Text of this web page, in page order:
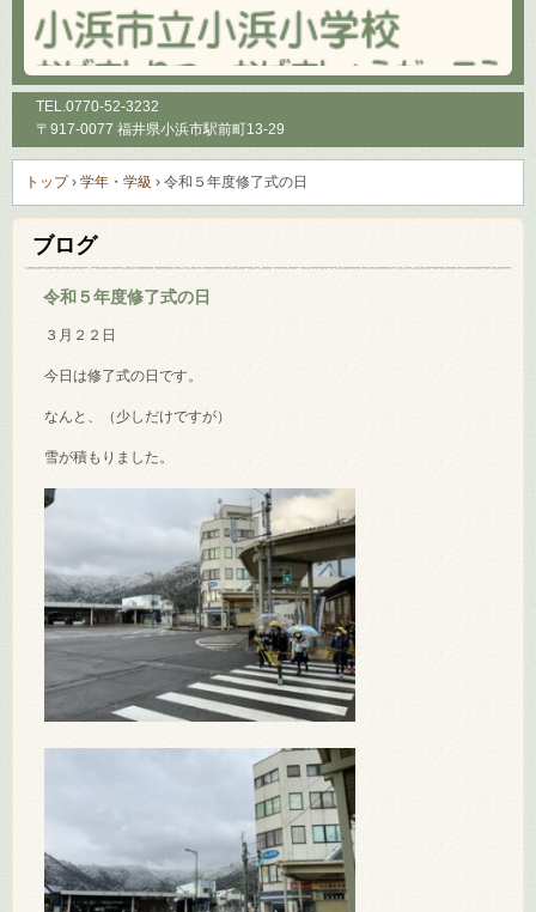
TEL.0770-52-3232
〒917-0077 福井県小浜市駅前町13-29
トップ› 学年・学級 › 令和５年度修了式の日
ブログ
令和５年度修了式の日
３月２２日
今日は修了式の日です。
なんと、（少しだけですが）
雪が積もりました。